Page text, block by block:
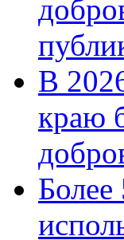
В
краю
Более